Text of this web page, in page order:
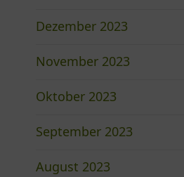
Dezember 2023
November 2023
Oktober 2023
September 2023
August 2023